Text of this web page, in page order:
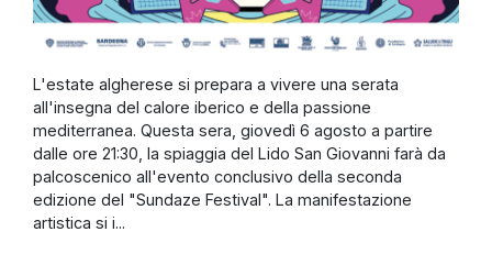
L'estate algherese si prepara a vivere una serata
all'insegna del calore iberico e della passione
mediterranea. Questa sera, giovedì 6 agosto a partire
dalle ore 21:30, la spiaggia del Lido San Giovanni farà da
palcoscenico all'evento conclusivo della seconda
edizione del "Sundaze Festival". La manifestazione
artistica si i...